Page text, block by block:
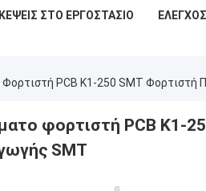
ΣΤΟ ΕΡΓΟΣΤΆΣΙΟ
PCB K1-250 SMT Φορτιστή
φορτιστή PCB K1-
SMT